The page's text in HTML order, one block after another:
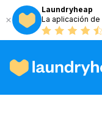
Laundryheap
La aplicación
Cómo